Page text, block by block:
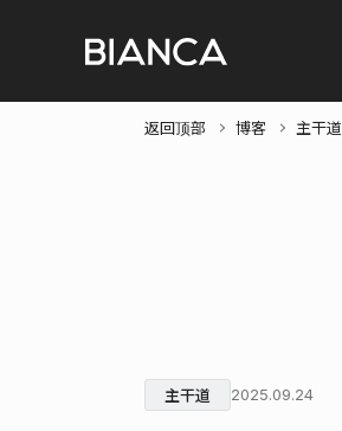
返回顶部 博客 主干道
主干道 2025.09.24